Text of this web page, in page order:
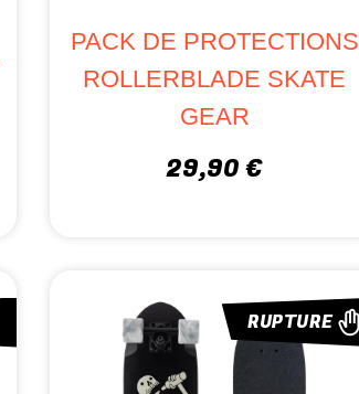
PACK DE PROTECTIONS
ROLLERBLADE SKATE
GEAR
29,90 €
RUPTURE